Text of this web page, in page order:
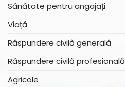
Sănătate pentru angajați
Viață
Răspundere civilă generală
Răspundere civilă profesională
Agricole